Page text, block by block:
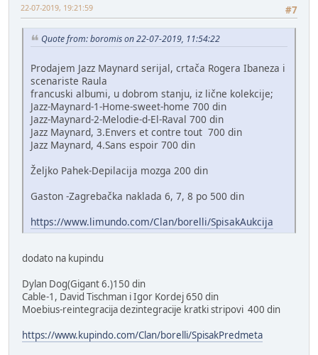
#7
22-07-2019, 19:21:59
Quote from: boromis on 22-07-2019, 11:54:22
Prodajem Jazz Maynard serijal, crtača Rogera Ibaneza i
scenariste Raula
francuski albumi, u dobrom stanju, iz lične kolekcije;
Jazz-Maynard-1-Home-sweet-home 700 din
Jazz-Maynard-2-Melodie-d-El-Raval 700 din
Jazz Maynard, 3.Envers et contre tout 700 din
Jazz Maynard, 4.Sans espoir 700 din
Željko Pahek-Depilacija mozga 200 din
Gaston -Zagrebačka naklada 6, 7, 8 po 500 din
https://www.limundo.com/Clan/borelli/SpisakAukcija
dodato na kupindu
Dylan Dog(Gigant 6.)150 din
Cable-1, David Tischman i Igor Kordej 650 din
Moebius-reintegracija dezintegracije kratki stripovi 400 din
https://www.kupindo.com/Clan/borelli/SpisakPredmeta